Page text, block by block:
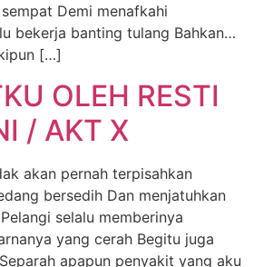
Demi menafkahi
bekerja banting tulang Bahkan…
[…]
OLEH RESTI
/ AKT X
akan pernah terpisahkan
bersedih Dan menjatuhkan
selalu memberinya
yang cerah Begitu juga
apapun penyakit yang aku